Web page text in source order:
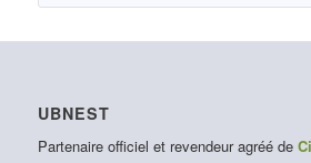
UBNEST
Partenaire officiel et revendeur agréé de